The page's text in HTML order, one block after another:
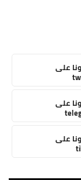
على
على
على